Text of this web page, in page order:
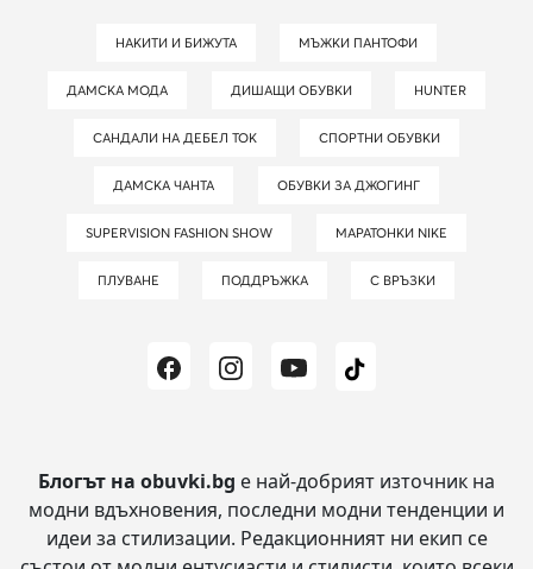
НАКИТИ И БИЖУТА МЪЖКИ ПАНТОФИ
ДАМСКА МОДА ДИШАЩИ ОБУВКИ HUNTER
САНДАЛИ НА ДЕБЕЛ ТОК СПОРТНИ ОБУВКИ
ДАМСКА ЧАНТА ОБУВКИ ЗА ДЖОГИНГ
SUPERVISION FASHION SHOW МАРАТОНКИ NIKE
ПЛУВАНЕ ПОДДРЪЖКА С ВРЪЗКИ
Блогът на obuvki.bg е най-добрият източник на
модни вдъхновения, последни модни тенденции и
идеи за стилизации. Редакционният ни екип се